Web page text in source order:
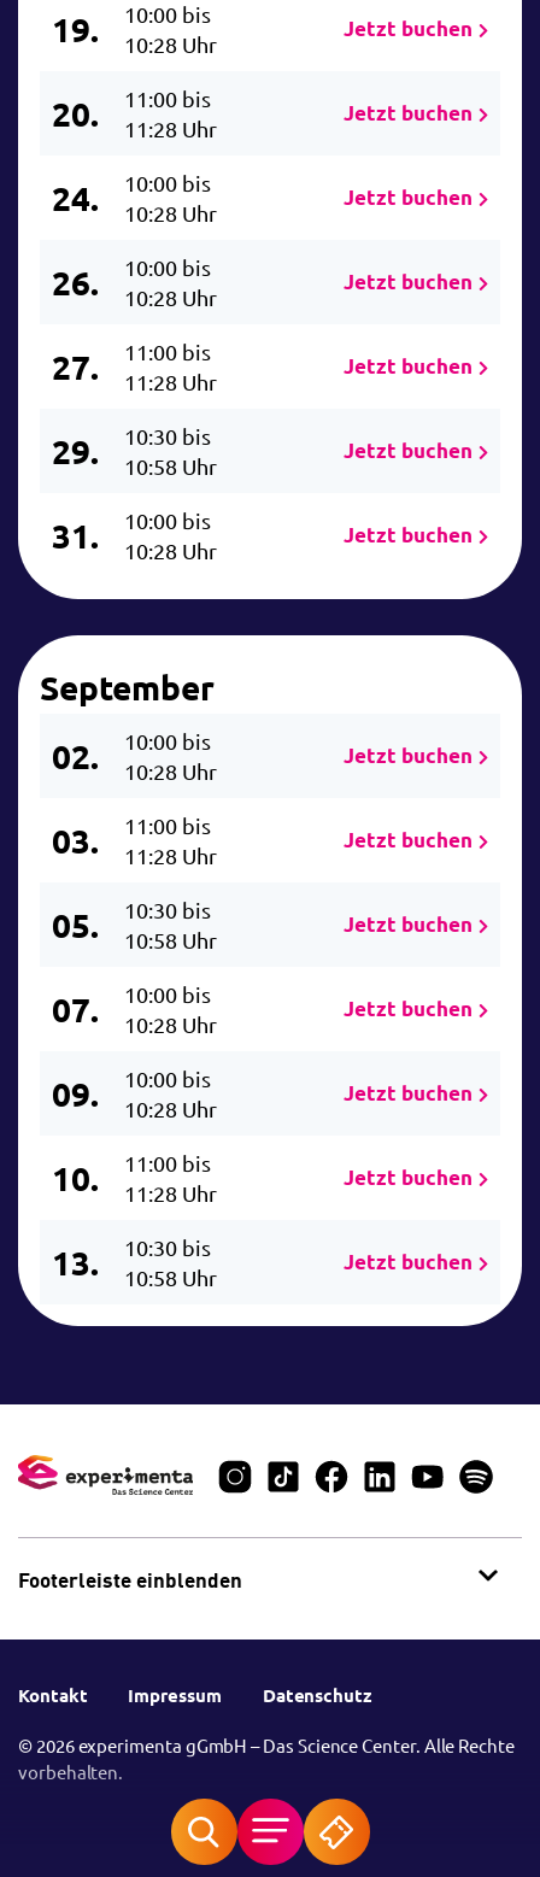
19.
10:00 bis
10:28 Uhr
Jetzt buchen
20.
11:00 bis
11:28 Uhr
Jetzt buchen
24.
10:00 bis
10:28 Uhr
Jetzt buchen
26.
10:00 bis
10:28 Uhr
Jetzt buchen
27.
11:00 bis
11:28 Uhr
Jetzt buchen
29.
10:30 bis
10:58 Uhr
Jetzt buchen
31.
10:00 bis
10:28 Uhr
Jetzt buchen
September
02.
10:00 bis
10:28 Uhr
Jetzt buchen
03.
11:00 bis
11:28 Uhr
Jetzt buchen
05.
10:30 bis
10:58 Uhr
Jetzt buchen
07.
10:00 bis
10:28 Uhr
Jetzt buchen
09.
10:00 bis
10:28 Uhr
Jetzt buchen
10.
11:00 bis
11:28 Uhr
Jetzt buchen
13.
10:30 bis
10:58 Uhr
Jetzt buchen
Footerleiste einblenden
Kontakt Impressum Datenschutz
© 2026 experimenta gGmbH – Das Science Center. Alle Rechte
vorbehalten.